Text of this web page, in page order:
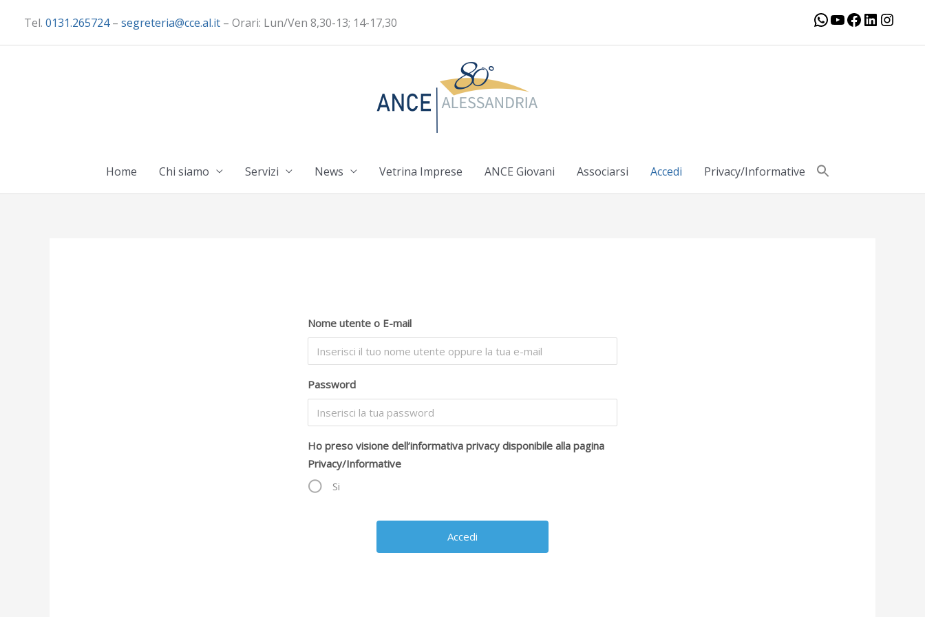
contenuto
Tel. 0131.265724– segreteria@cce.al.it – Orari: Lun/Ven 8,30-13; 14-17,30
WhatsApp
YouTube
Facebook
LinkedIn
Home Chi siamo Servizi News Vetrina Imprese ANCE Giovani Associarsi Accedi Privacy/Informative
Nome utente o E-mail
Password
Ho preso visione dell’informativa privacy disponibile alla pagina
Privacy/Informative
Si